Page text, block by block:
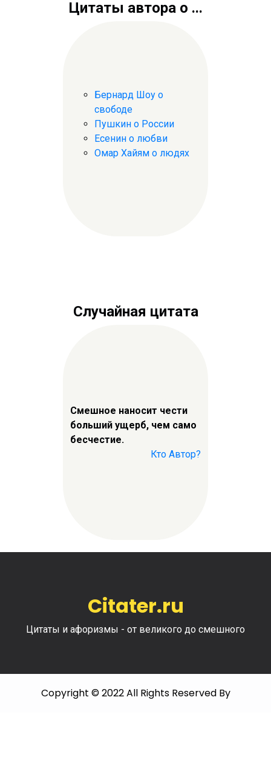
Цитаты автора о ...
Бернард Шоу о
свободе
Пушкин о России
Есенин о любви
Омар Хайям о людях
Случайная цитата
Смешное наносит чести
больший ущерб, чем само
бесчестие.
Кто Автор?
Citater.ru
Цитаты и афоризмы - от великого до смешного
Copyright © 2022 All Rights Reserved By